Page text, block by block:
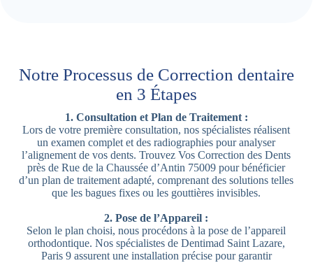
Notre Processus de Correction dentaire
en 3 Étapes
1. Consultation et Plan de Traitement :
Lors de votre première consultation, nos spécialistes réalisent
un examen complet et des radiographies pour analyser
l’alignement de vos dents. Trouvez Vos Correction des Dents
près de Rue de la Chaussée d’Antin 75009 pour bénéficier
d’un plan de traitement adapté, comprenant des solutions telles
que les bagues fixes ou les gouttières invisibles.
2. Pose de l’Appareil :
Selon le plan choisi, nous procédons à la pose de l’appareil
orthodontique. Nos spécialistes de Dentimad Saint Lazare,
Paris 9 assurent une installation précise pour garantir